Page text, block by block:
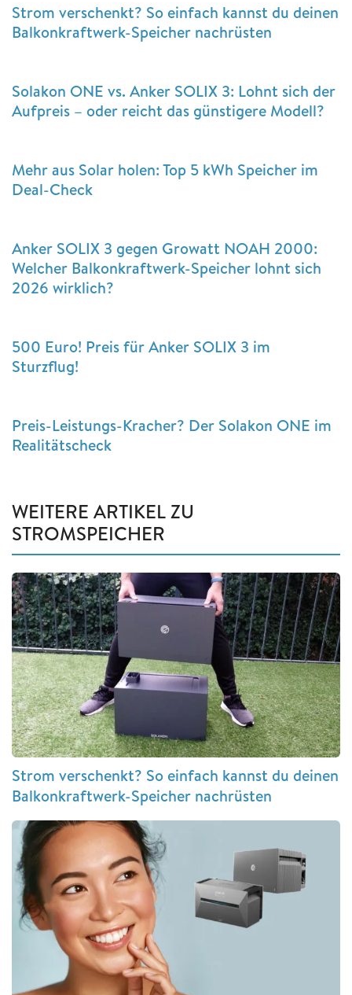
Strom verschenkt? So einfach kannst du deinen
Balkonkraftwerk-Speicher nachrüsten
Solakon ONE vs. Anker SOLIX 3: Lohnt sich der
Aufpreis – oder reicht das günstigere Modell?
Mehr aus Solar holen: Top 5 kWh Speicher im
Deal-Check
Anker SOLIX 3 gegen Growatt NOAH 2000:
Welcher Balkonkraftwerk-Speicher lohnt sich
2026 wirklich?
500 Euro! Preis für Anker SOLIX 3 im
Sturzflug!
Preis-Leistungs-Kracher? Der Solakon ONE im
Realitätscheck
WEITERE ARTIKEL ZU
STROMSPEICHER
Strom verschenkt? So einfach kannst du deinen
Balkonkraftwerk-Speicher nachrüsten